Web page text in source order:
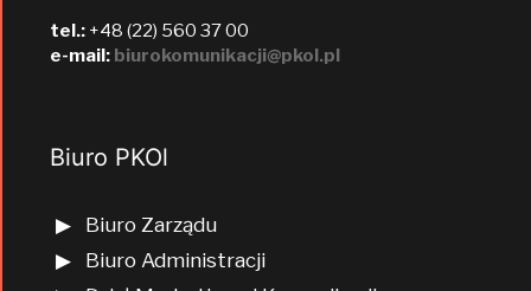
tel.: +48 (22) 560 37 00
e-mail: biurokomunikacji@pkol.pl
Biuro PKOl
Biuro Zarządu
Biuro Administracji